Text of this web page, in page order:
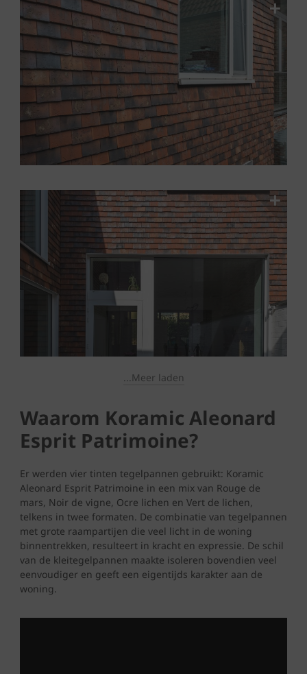
...Meer laden
Waarom Koramic Aleonard
Esprit Patrimoine?
Er werden vier tinten tegelpannen gebruikt: Koramic
Aleonard Esprit Patrimoine in een mix van Rouge de
mars, Noir de vigne, Ocre lichen en Vert de lichen,
telkens in twee formaten. De combinatie van tegelpannen
met grote raampartijen die veel licht in de woning
binnentrekken, resulteert in kracht en expressie. De schil
van de kleitegelpannen maakte isoleren bovendien veel
eenvoudiger en geeft een eigentijds karakter aan de
woning.